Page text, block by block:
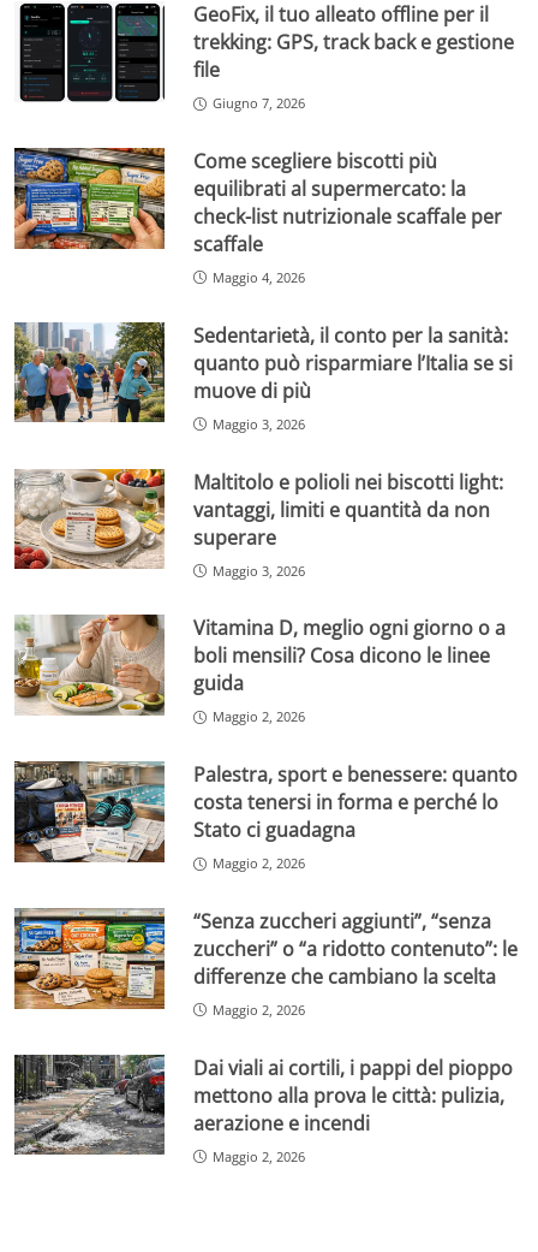
GeoFix, il tuo alleato offline per il
trekking: GPS, track back e gestione
file
Giugno 7, 2026
Come scegliere biscotti più
equilibrati al supermercato: la
check-list nutrizionale scaffale per
scaffale
Maggio 4, 2026
Sedentarietà, il conto per la sanità:
quanto può risparmiare l’Italia se si
muove di più
Maggio 3, 2026
Maltitolo e polioli nei biscotti light:
vantaggi, limiti e quantità da non
superare
Maggio 3, 2026
Vitamina D, meglio ogni giorno o a
boli mensili? Cosa dicono le linee
guida
Maggio 2, 2026
Palestra, sport e benessere: quanto
costa tenersi in forma e perché lo
Stato ci guadagna
Maggio 2, 2026
“Senza zuccheri aggiunti”, “senza
zuccheri” o “a ridotto contenuto”: le
differenze che cambiano la scelta
Maggio 2, 2026
Dai viali ai cortili, i pappi del pioppo
mettono alla prova le città: pulizia,
aerazione e incendi
Maggio 2, 2026